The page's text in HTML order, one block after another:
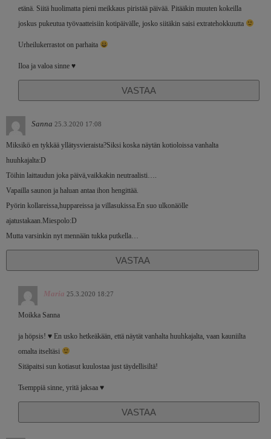
etänä. Siitä huolimatta pieni meikkaus piristää päivää. Pitääkin muuten kokeilla
joskus pukeutua työvaatteisiin kotipäivälle, josko siitäkin saisi extratehokkuutta
Urheilukerrastot on parhaita
Iloa ja valoa sinne ♥️
VASTAA
Sanna 25.3.2020 17:08
Miksikö en tykkää yllätysvieraista?Siksi koska näytän kotioloissa vanhalta
huuhkajalta:D
Töihin laittaudun joka päivä,vaikkakin neutraalisti….
Vapailla saunon ja haluan antaa ihon hengittää.
Pyörin kollareissa,huppareissa ja villasukissa.En suo ulkonäölle
ajatustakaan.Miespolo:D
Mutta varsinkin nyt mennään tukka putkella…
VASTAA
Maria 25.3.2020 18:27
Moikka Sanna
ja höpsis! ♥️ En usko hetkeäkään, että näytät vanhalta huuhkajalta, vaan kauniilta
omalta itseltäsi
Sitäpaitsi sun kotiasut kuulostaa just täydellisiltä!
Tsemppiä sinne, yritä jaksaa ♥️
VASTAA